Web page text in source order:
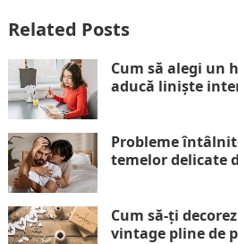
Related Posts
Cum să alegi un
aducă liniște
Probleme
temelor delicate
Cum să-ți
vintage pline de